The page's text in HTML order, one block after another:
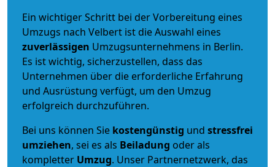
Ein wichtiger Schritt bei der Vorbereitung eines
Umzugs nach Velbert ist die Auswahl eines
zuverlässigen Umzugsunternehmens in Berlin.
Es ist wichtig, sicherzustellen, dass das
Unternehmen über die erforderliche Erfahrung
und Ausrüstung verfügt, um den Umzug
erfolgreich durchzuführen.
Bei uns können Sie kostengünstig und stressfrei
umziehen, sei es als Beiladung oder als
kompletter Umzug. Unser Partnernetzwerk, das